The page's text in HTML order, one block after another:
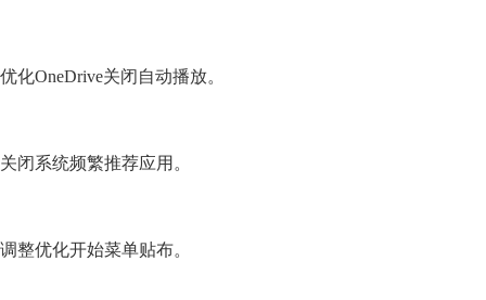
优化OneDrive关闭自动播放。
关闭系统频繁推荐应用。
调整优化开始菜单贴布。